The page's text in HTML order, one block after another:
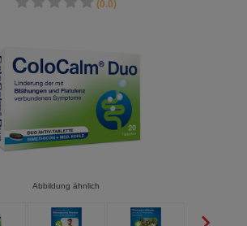
(0.0)
Abbildung ähnlich